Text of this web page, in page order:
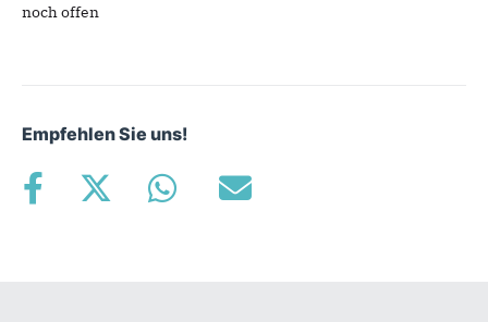
noch offen
Empfehlen Sie uns!